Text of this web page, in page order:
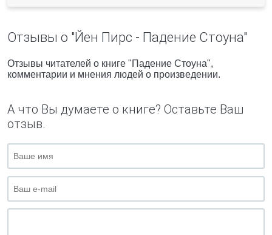
Отзывы о "Йен Пирс - Падение Стоуна"
Отзывы читателей о книге "Падение Стоуна",
комментарии и мнения людей о произведении.
А что Вы думаете о книге? Оставьте Ваш
отзыв.